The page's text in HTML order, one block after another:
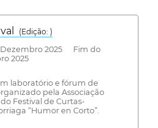
(Edição: )
Dezembro 2025 Fim do
2025
laboratório e fórum de
pela Associação
Festival de Curtas-
“Humor en Corto”.